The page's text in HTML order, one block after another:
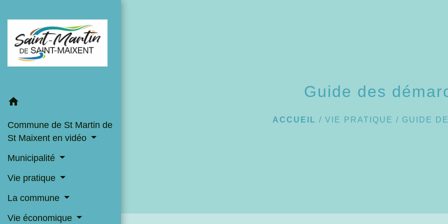
home
Commune de St Martin de
St Maixent en vidéo
Municipalité
Vie pratique
La commune
Vie économique
Guide des
ACCUEIL /VIE PRATIQUE / GUIDE